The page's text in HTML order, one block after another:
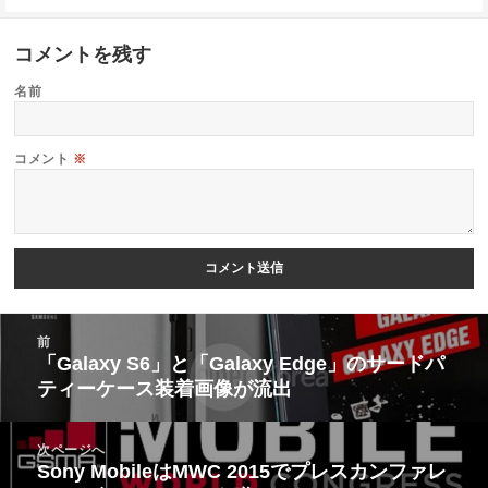
コメントを残す
名前
コメント ※
ビ
ゲ
前
前
の
投
稿:
「Galaxy S6」と「Galaxy Edge」のサードパ
ティーケース装着画像が流出
次ページへ
次
Sony MobileはMWC 2015でプレスカンファレ